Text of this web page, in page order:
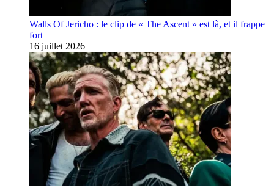
Walls Of Jericho : le clip de « The Ascent » est là, et il frappe
fort
16 juillet 2026